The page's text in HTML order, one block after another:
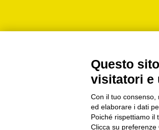
Questo
visitatori e
Con il tuo consenso,
ed elaborare i dati
Poiché rispettiamo il
Clicca su preferenze